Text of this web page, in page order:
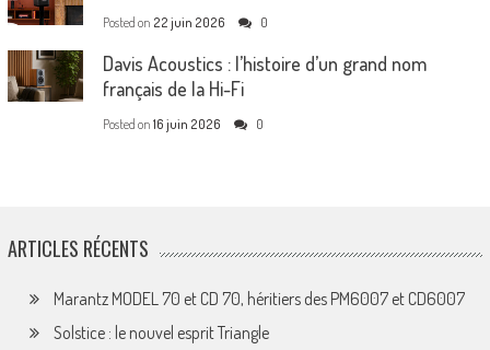
Posted on 22 juin 2026 0
Davis Acoustics : l’histoire d’un grand nom
français de la Hi-Fi
Posted on 16 juin 2026 0
ARTICLES RÉCENTS
Marantz MODEL 70 et CD 70, héritiers des PM6007 et CD6007
Solstice : le nouvel esprit Triangle